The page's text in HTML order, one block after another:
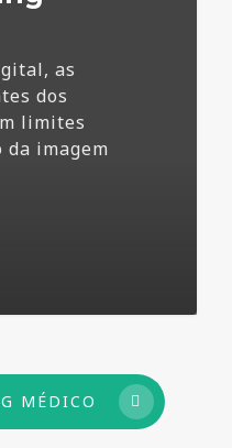
as
dos
limites
da imagem
MÉDICO